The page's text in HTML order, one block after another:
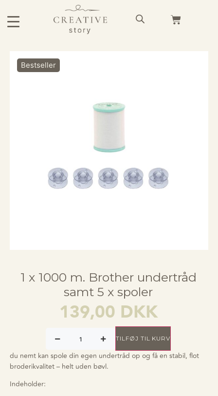
Bestseller
1 x 1000 m. Brother undertråd
samt 5 x spoler
139,00 DKK
TILFØJ TIL KURV
du nemt kan spole din egen undertråd op og få en stabil, flot
broderikvalitet – helt uden bøvl.
Indeholder: